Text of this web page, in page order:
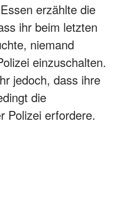
erzählte die
ihr beim letzten
niemand
einzuschalten.
jedoch, dass ihre
die
Polizei erfordere.